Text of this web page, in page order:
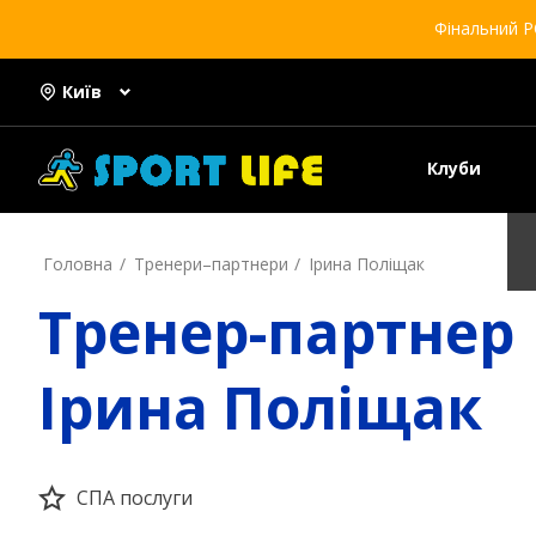
Фінальний
Київ
Клуби
Головна Тренери–партнери Ірина Поліщак
Тренер-партнер
Ірина Поліщак
СПА послуги